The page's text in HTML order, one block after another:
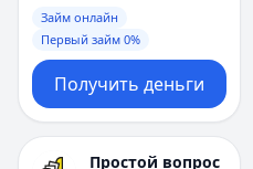
Займ онлайн
Первый займ 0%
Получить деньги
Простой вопрос